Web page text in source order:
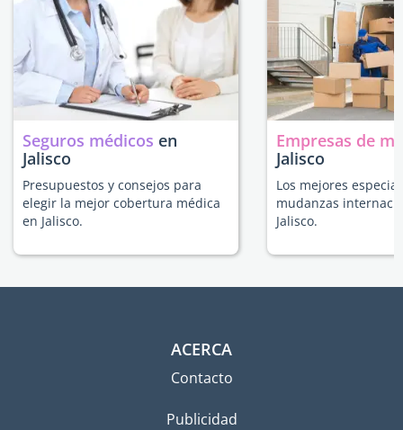
Seguros médicos en
Jalisco
Presupuestos y consejos para
elegir la mejor cobertura médica
en Jalisco.
Empresas de
Jalisco
Los mejores
mudanzas
Jalisco.
ACERCA
Contacto
Publicidad